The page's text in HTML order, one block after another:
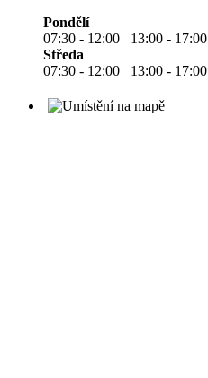
Pondělí
07:30 - 12:00 13:00 - 17:00
Středa
07:30 - 12:00 13:00 - 17:00